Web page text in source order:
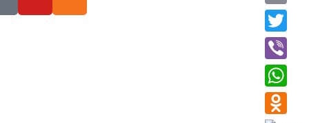
Email
Twitter
Viber